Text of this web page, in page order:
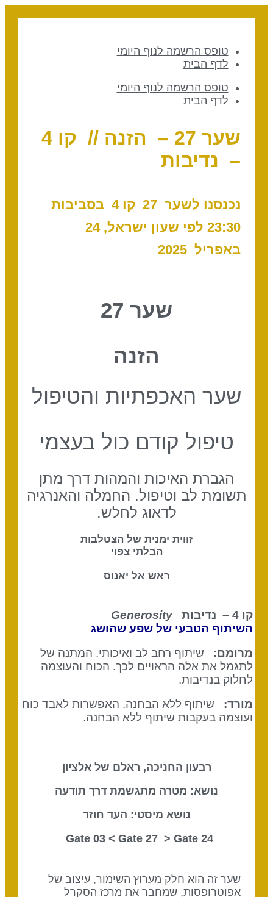
טופס הרשמה לנוף היומי
לדף הבית
טופס הרשמה לנוף היומי
לדף הבית
שער 27 – הזנה // קו 4
– נדיבות
נכנסנו לשער 27 ק
ו 4 בסביבות
23:30 לפי שעון ישראל, 24
באפריל 2025
שער 27
הזנה
שער האכפתיות והטיפול
טיפול קודם כול בעצמי
הגברת האיכות והמהות דרך מתן
תשומת לב וטיפול. החמלה והאנרגיה
לדאוג לחלש.
זווית ימנית של הצטלבות
הבלתי צפוי
ראש אל יאנוס
קו 4 – נדיבות
Generosity
השיתוף הטבעי של שפע שהושג
מרומם:שיתוף רחב לב ואיכותי. המתנה של
לתגמל את אלה הראויים לכך. הכוח והעוצמה
לחלוק בנדיבות.
מורד:
שיתוף ללא הבחנה. האפשרות לאבד כוח
ועוצמה בעקבות שיתוף ללא הבחנה.
רבעון החניכה, ראלם של אלציון
נושא: מטרה מתגשמת דרך תודעה
נושא מיסטי: העד חוזר
24 Gate 03 <
Gate 27 > Gate
שער זה הוא חלק מערוץ השימור, עיצוב של
אפוטרופסות, שמחבר את מרכז הסקרל